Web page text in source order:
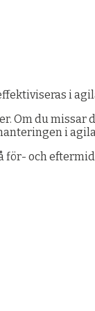
i
Om du
i
och